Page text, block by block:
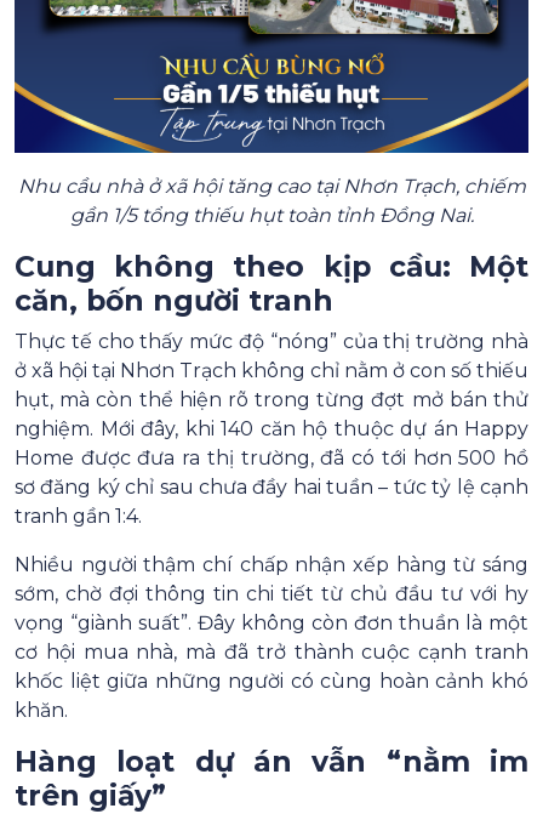
Nhu cầu nhà ở xã hội tăng cao tại Nhơn Trạch, chiếm
gần 1/5 tổng thiếu hụt toàn tỉnh Đồng Nai.
Cung không theo kịp cầu: Một
căn, bốn người tranh
Thực tế cho thấy mức độ “nóng” của thị trường nhà
ở xã hội tại Nhơn Trạch không chỉ nằm ở con số thiếu
hụt, mà còn thể hiện rõ trong từng đợt mở bán thử
nghiệm. Mới đây, khi 140 căn hộ thuộc dự án Happy
Home được đưa ra thị trường, đã có tới hơn 500 hồ
sơ đăng ký chỉ sau chưa đầy hai tuần – tức tỷ lệ cạnh
tranh gần 1:4.
Nhiều người thậm chí chấp nhận xếp hàng từ sáng
sớm, chờ đợi thông tin chi tiết từ chủ đầu tư với hy
vọng “giành suất”. Đây không còn đơn thuần là một
cơ hội mua nhà, mà đã trở thành cuộc cạnh tranh
khốc liệt giữa những người có cùng hoàn cảnh khó
khăn.
Hàng loạt dự án vẫn “nằm im
trên giấy”